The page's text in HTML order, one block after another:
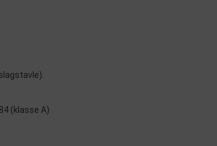
(klasse A)